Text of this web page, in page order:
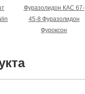
Фуразолидон КАС 67-
45-8 Фуразолидон
Фуроксон